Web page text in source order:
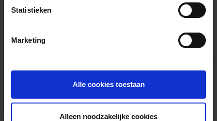
Statistieken
Marketing
Alle cookies toestaan
Alleen noodzakelijke cookies